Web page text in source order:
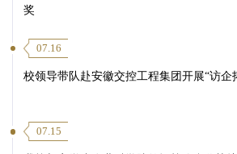
奖
07.16
校领导带队赴安徽交控工程集团开展“访企
07.15